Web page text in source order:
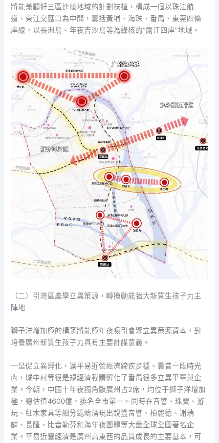
將能兼顧好三區連接地域的計劃扶植，構成一個以珠江航
道、東江交匯口為中間，囊括黃埔、海珠、番禺、東莞四條
岸線，以長洲島、年夜吉沙島等為綠核的“兩江四岸”地域。
（二）引灣區產學立異策源，轉換動能強大新質生孩子力主
陣地
獅子洋增加極的構筑將能極年夜吸引會聚立異策源資本，對
培養廣州新質生孩子力具有主要計謀意義。
一是促立異孵化，讓平易近營經濟蹄疾步穩。曩昔一段時光
內，城中村等很是規經濟載體孵化了番禺很多立異平臺與企
業。今朝，中國十年夜獨角獸廣州占2席，均位于獅子洋增加
極，總估值4600億，排名全市第一。同時在音響、珠寶、游
玩、紅木家具等細分範疇涌現出銳豐音響、柏麗德、謝瑞
麟、長隆、比音勒芬和海年夜團體等大量全球全國著名企
業。平易近營經濟是廣州高東西的品質成長的主要基本，可